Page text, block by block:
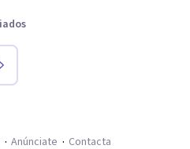
Anúnciate Contacta